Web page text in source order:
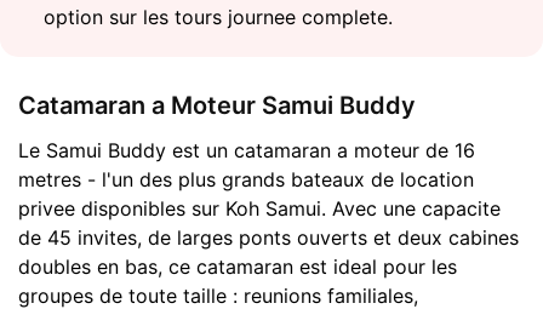
option sur les tours journee complete.
Catamaran a Moteur Samui Buddy
Le Samui Buddy est un catamaran a moteur de 16
metres - l'un des plus grands bateaux de location
privee disponibles sur Koh Samui. Avec une capacite
de 45 invites, de larges ponts ouverts et deux cabines
doubles en bas, ce catamaran est ideal pour les
groupes de toute taille : reunions familiales,